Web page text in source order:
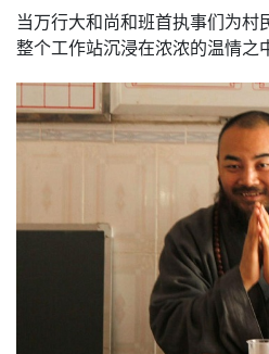
当万行大和尚和班首执事们为村
整个工作站沉浸在浓浓的温情之